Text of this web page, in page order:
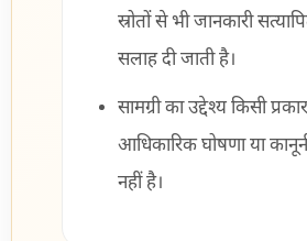
स्रोतों से भी जानकारी
सलाह दी जाती है।
सामग्री का उद्देश्य किसी
आधिकारिक घोषणा या
नहीं है।